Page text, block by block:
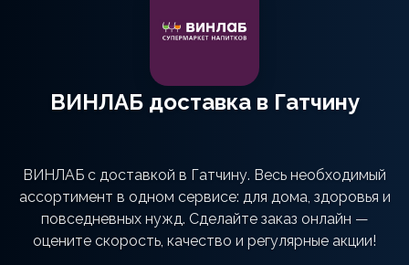
ВИНЛАБ доставка в Гатчину
ВИНЛАБ с доставкой в Гатчину. Весь необходимый
ассортимент в одном сервисе: для дома, здоровья и
повседневных нужд. Сделайте заказ онлайн —
оцените скорость, качество и регулярные акции!